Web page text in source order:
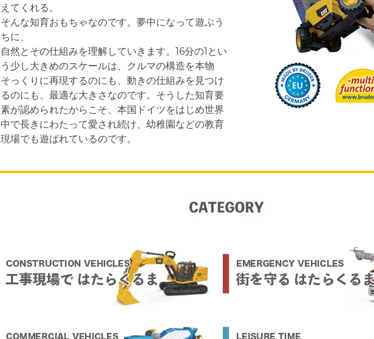
えてくれる。
そんな知育おもちゃなのです。夢中になって遊ぶう
ちに、
自然とその仕組みを理解していきます。16分の1とい
う少し大きめのスケールは、クルマの構造を本物
そっくりに再現するのにも、動きの仕組みを見つけ
るのにも、最適な大きさなのです。そうした知育要
素が認められたからこそ、本国ドイツをはじめ世界
中で長きにわたって愛され続け、幼稚園などの教育
現場でも遊ばれているのです。